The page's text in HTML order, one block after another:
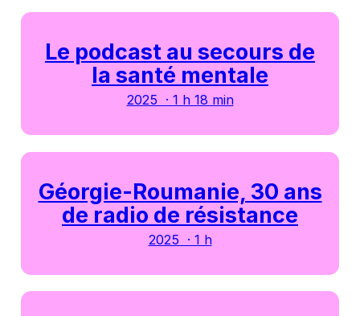
Le podcast au secours de
la santé mentale
2025 · 1 h 18 min
Géorgie-Roumanie, 30 ans
de radio de résistance
2025 · 1 h